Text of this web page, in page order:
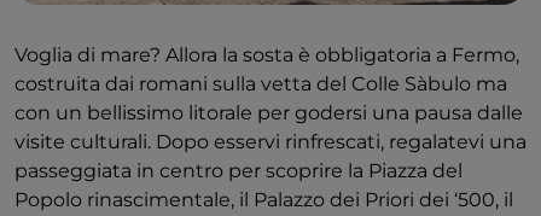
Voglia di mare? Allora la sosta è obbligatoria a Fermo,
costruita dai romani sulla vetta del Colle Sàbulo ma
con un bellissimo litorale per godersi una pausa dalle
visite culturali. Dopo esservi rinfrescati, regalatevi una
passeggiata in centro per scoprire la Piazza del
Popolo rinascimentale, il Palazzo dei Priori dei ‘500, il